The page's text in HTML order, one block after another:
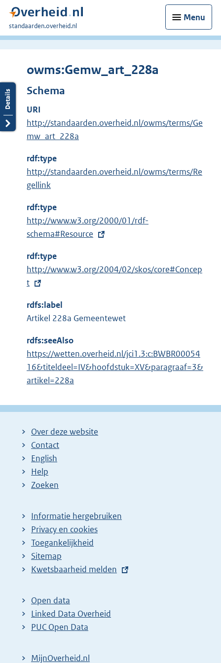
Menu
U
bent
standaarden.overheid.nl
owms:Gemw_art_228a
Schema
URI
http://standaarden.overheid.nl/owms/terms/Ge
mw_art_228a
rdf:type
http://standaarden.overheid.nl/owms/terms/Re
gellink
rdf:type
E
x
e
r
n
l
n
k
:
http://www.w3.org/2000/01/rdf-
schema#Resource
rdf:type
E
x
e
r
e
l
k
http://www.w3.org/2004/02/skos/core#Concep
t
rdfs:label
Artikel 228a Gemeentewet
rdfs:seeAlso
https://wetten.overheid.nl/jci1.3:c:BWBR00054
16&titeldeel=IV&hoofdstuk=XV&paragraaf=3&
artikel=228a
Over deze website
Contact
English
Help
Zoeken
Informatie hergebruiken
Privacy en cookies
Toegankelijkheid
Sitemap
E
t
e
r
Kwetsbaarheid melden
Open data
Linked Data Overheid
PUC Open Data
MijnOverheid.nl